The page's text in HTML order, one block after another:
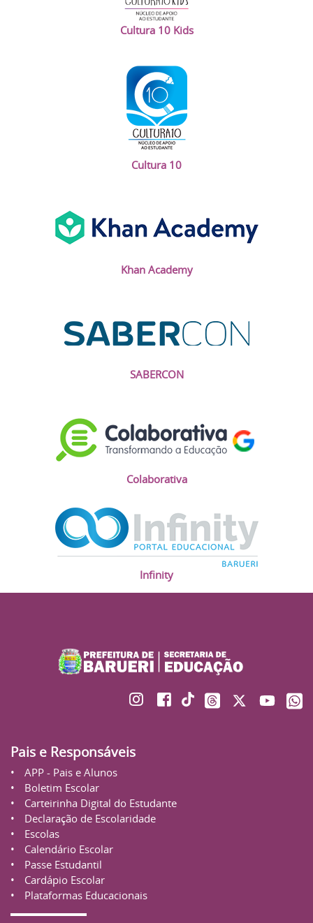
Cultura 10 Kids
Cultura 10
Khan Academy
SABERCON
Colaborativa
Infinity
Pais e Responsáveis
APP - Pais e Alunos
Boletim Escolar
Carteirinha Digital do Estudante
Declaração de Escolaridade
Escolas
Calendário Escolar
Passe Estudantil
Cardápio Escolar
Plataformas Educacionais